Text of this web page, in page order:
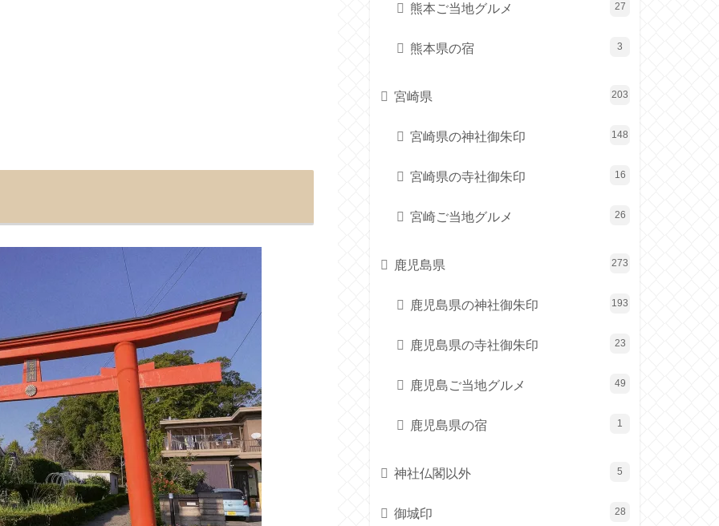
熊本ご当地グルメ 27
熊本県の宿 3
宮崎県 203
宮崎県の神社御朱印 148
宮崎県の寺社御朱印 16
宮崎ご当地グルメ 26
鹿児島県 273
鹿児島県の神社御朱印 193
鹿児島県の寺社御朱印 23
鹿児島ご当地グルメ 49
鹿児島県の宿 1
神社仏閣以外 5
御城印 28